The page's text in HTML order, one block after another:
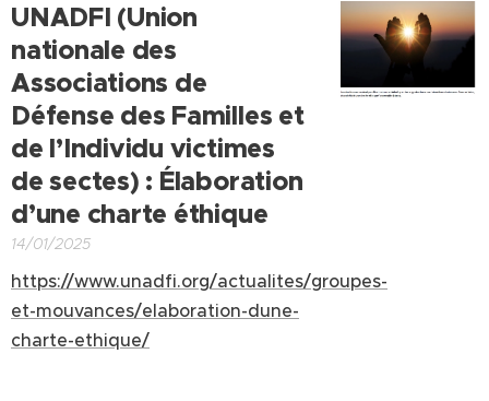
UNADFI (Union
nationale des
Associations de
Défense des Familles et
de l’Individu victimes
de sectes) : Élaboration
d’une charte éthique
14/01/2025
https://www.unadfi.org/actualites/groupes-
et-mouvances/elaboration-dune-
charte-ethique/